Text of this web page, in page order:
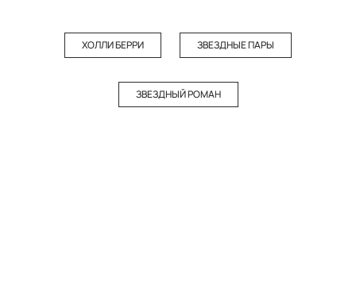
ХОЛЛИ БЕРРИ ЗВЕЗДНЫЕ ПАРЫ
ЗВЕЗДНЫЙ РОМАН